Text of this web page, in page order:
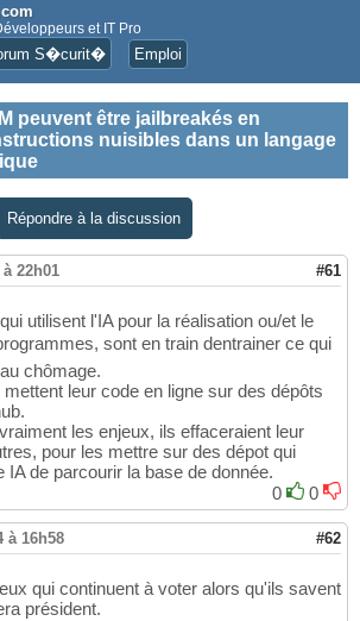
et IT Pro
S�curit� Emploi
peuvent être jailbreakés en
nuisibles dans un langage
Répondre à la discussion
à 22h01 #61
utilisent l'IA pour la réalisation ou/et le
sont en train dentrainer ce qui
chômage.
leur code en ligne sur des dépôts
les enjeux, ils effaceraient leur
pour les mettre sur des dépot qui
IA de parcourir la base de donnée.
0
0
à 16h58 #62
qui continuent à voter alors qu'ils savent
président.